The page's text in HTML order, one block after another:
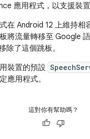
應用程式，以支援裝置
在 Android 12 上維持相
將流量轉移至 Google
除了這個跳板。
裝置的預設
應用程式。
這對你有幫助嗎？